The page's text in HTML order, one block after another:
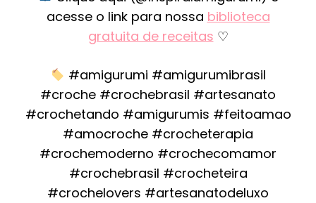
acesse o link para nossa biblioteca
gratuita de receitas ♡
#amigurumi #amigurumibrasil
#croche #crochebrasil #artesanato
#crochetando #amigurumis #feitoamao
#amocroche #crocheterapia
#crochemoderno #crochecomamor
#crochebrasil #crocheteira
#crochelovers #artesanatodeluxo